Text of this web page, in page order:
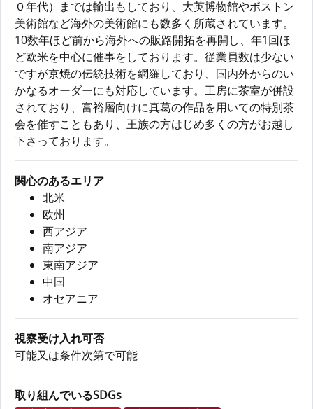
０年代）までは輸出もしており、大英博物館やボストン
美術館など海外の美術館にも数多く所蔵されています。
10数年ほど前から海外への販路開拓を再開し、年1回ほ
ど欧米を中心に催事をしております。従業員数は少ない
ですが京焼の伝統技術を網羅しており、国内外からのい
かなるオーダーにも対応しています。工房に茶室が併設
されており、富裕層向けに真葛の作品を用いての特別茶
会を催すこともあり、王族の方はじめ多くの方がお越し
下さっております。
関心のあるエリア
北米
欧州
西アジア
南アジア
東南アジア
中国
オセアニア
視察受け入れ可否
可能又は条件次第で可能
取り組んでいるSDGs